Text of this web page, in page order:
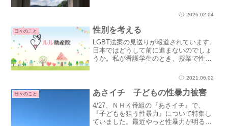
らゴロゴローごはん食べたらゴロゴロー
各々がしたいことをしてゴ...
2026.02.04
日々のこと 性別を考える
LGBT法案の見送りが報道されています。
日本ではどうして前に進まないのでしょ
うか。私が看護学生のとき、授業で性別
ことです。その時先生は、『７つの視点
れました。７つ！？...
2021.06.02
日々のこと あさイチ 子どもの性暴力被害
4/27、ＮＨＫ番組の『あさイチ』で、
『子どもを狙う性暴力』について特集し
ていました。最近やっと性暴力が明るみ